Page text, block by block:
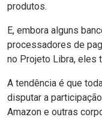
produtos.
E, embora alguns
processadores de
no Projeto Libra, eles
A tendência é que
disputar a
Amazon e outras